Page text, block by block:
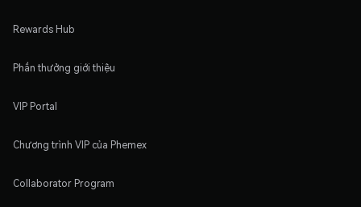
Rewards Hub
Phần thưởng giới thiệu
VIP Portal
Chương trình VIP của Phemex
Collaborator Program